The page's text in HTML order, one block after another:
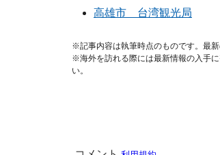
高雄市 台湾観光局
※記事内容は執筆時点のものです。最新
※海外を訪れる際には最新情報の入手に
い。